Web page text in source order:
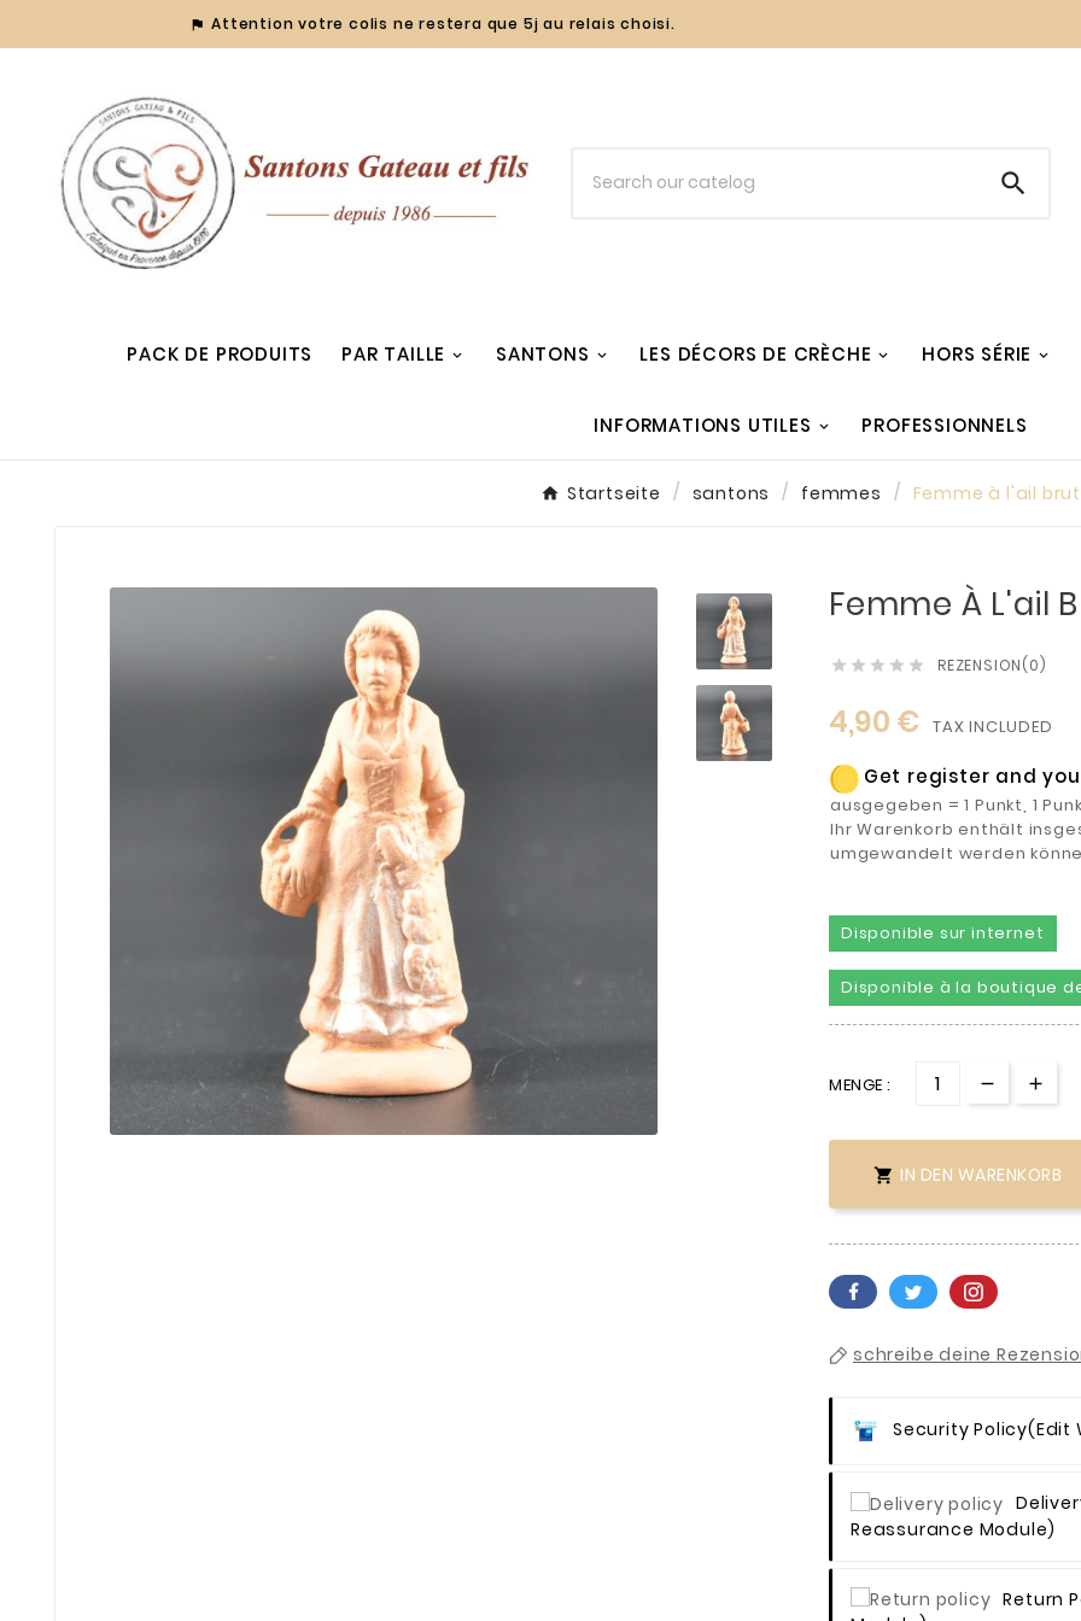
 Attention votre colis ne restera que 5j au relais choisi.

PACK DE PRODUITS PAR TAILLE SANTONS LES DÉCORS DE CRÈCHE HORS SÉRIE
INFORMATIONS UTILES PROFESSIONNELS
Startseite santons femmes Femme à l'ail brut

Femme À L'ail
     REZENSION(0)
4,90 € TAX INCLUDED
Get register and
ausgegeben = 1 Punkt, 1
Ihr Warenkorb enthält
umgewandelt werden
Disponible sur internet
Disponible à la boutique
MENGE :
 IN DEN WARENKORB
schreibe deine
Security Policy(edit
Reassurance Module)
Return